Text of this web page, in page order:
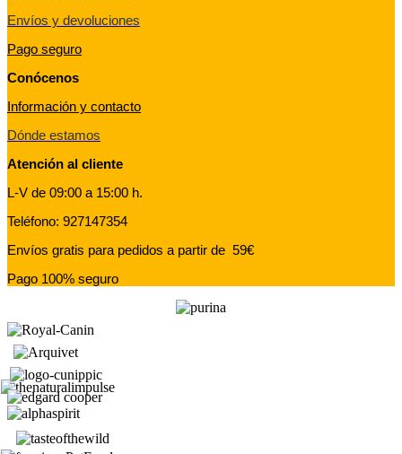
Envíos y devoluciones
Pago seguro
Conócenos
Información y contacto
Dónde estamos
Atención al cliente
L-V de 09:00 a 15:00 h.
Teléfono: 927147354
Envíos gratis para pedidos a partir de 59€
Pago 100% seguro